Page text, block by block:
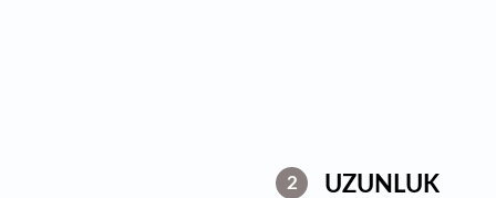
2 UZUNLUK